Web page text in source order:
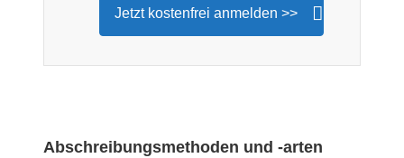
Jetzt kostenfrei anmelden >>
Abschreibungsmethoden und -arten